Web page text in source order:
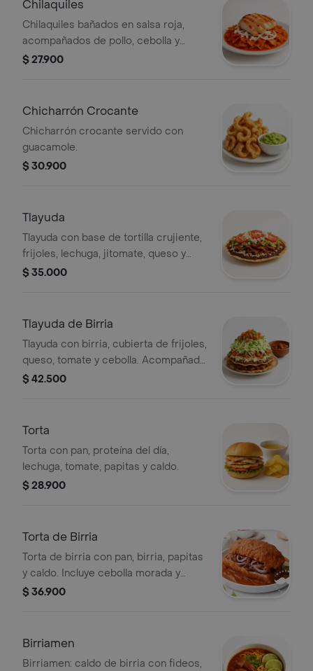
Chilaquiles
Chilaquiles bañados en salsa roja,
acompañados de pollo, cebolla y
queso.
$ 27.900
Chicharrón Crocante
Chicharrón crocante servido con
guacamole.
$ 30.900
Tlayuda
Tlayuda con base de tortilla crujiente,
frijoles, lechuga, jitomate, queso y
carne. Un clásico oaxaqueño.
$ 35.000
Tlayuda de Birria
Tlayuda con birria, cubierta de frijoles,
queso, tomate y cebolla. Acompañada
de salsa.
$ 42.500
Torta
Torta con pan, proteína del día,
lechuga, tomate, papitas y caldo.
$ 28.900
Torta de Birria
Torta de birria con pan, birria, papitas
y caldo. Incluye cebolla morada y
limón.
$ 36.900
Birriamen
Birriamen: caldo de birria con fideos,